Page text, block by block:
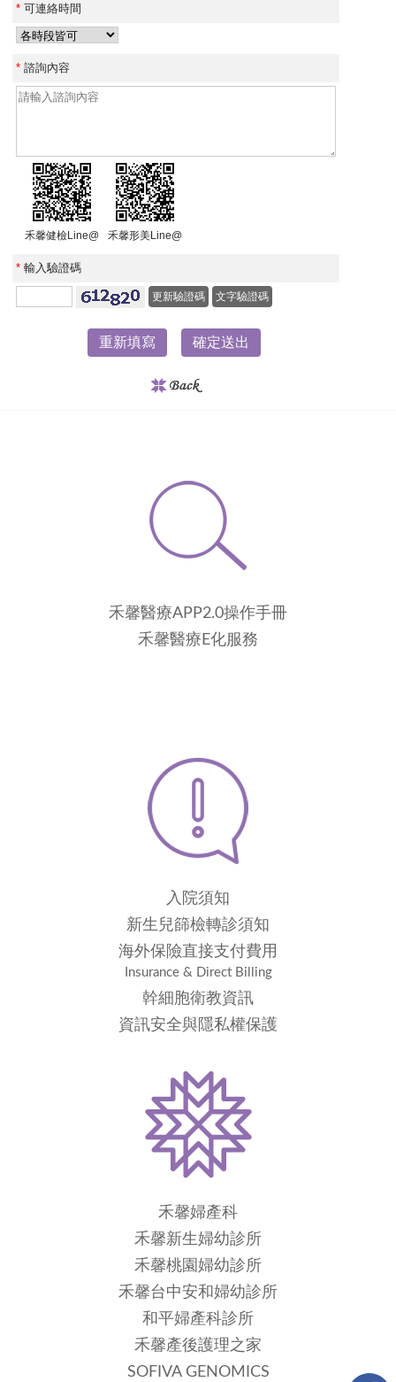
* 可連絡時間
* 諮詢內容
禾馨健檢Line@ 禾馨形美Line@
* 輸入驗證碼
更新驗證碼 文字驗證碼
重新填寫 確定送出
禾馨醫療APP2.0操作手冊
禾馨醫療E化服務
入院須知
新生兒篩檢轉診須知
海外保險直接支付費用
Insurance & Direct Billing
幹細胞衛教資訊
資訊安全與隱私權保護
禾馨婦產科
禾馨新生婦幼診所
禾馨桃園婦幼診所
禾馨台中安和婦幼診所
和平婦產科診所
禾馨產後護理之家
SOFIVA GENOMICS